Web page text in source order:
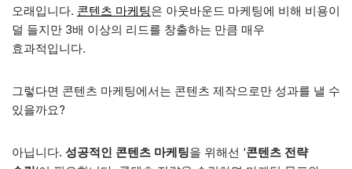
오래입니다. 콘텐츠 마케팅은 아웃바운드 마케팅에 비해 비용이
덜 들지만 3배 이상의 리드를 창출하는 만큼 매우
효과적입니다.
그렇다면 콘텐츠 마케팅에서는 콘텐츠 제작으로만 성과를 낼 수
있을까요?
아닙니다. 성공적인 콘텐츠 마케팅을 위해선 ‘콘텐츠 전략